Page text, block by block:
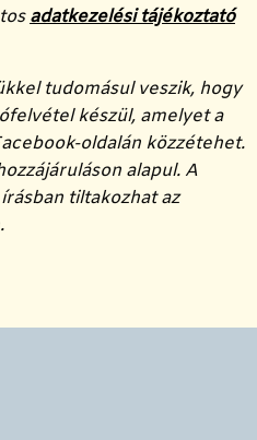
adatkezelési tájékoztató
tudomásul veszik, hogy
készül, amelyet a
oldalán közzétehet.
alapul. A
tiltakozhat az